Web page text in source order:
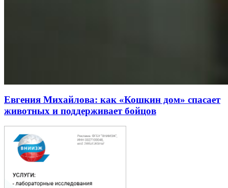
Евгения Михайлова: как «Кошкин дом» спасает
животных и поддерживает бойцов